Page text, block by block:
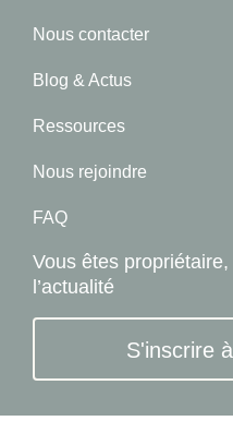
Nous contacter
Blog & Actus
Ressources
Nous rejoindre
FAQ
Vous êtes
l’actualité
S'inscrire